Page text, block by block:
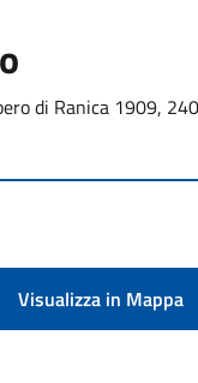
di Ranica 1909,
Visualizza in Mappa